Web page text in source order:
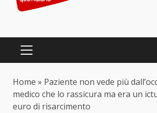
PRIMARY
Home » Paziente non vede più
medico che lo rassicura ma era un
euro di risarcimento